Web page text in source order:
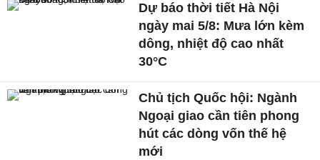
Dự báo thời tiết Hà Nội
ngày mai 5/8: Mưa lớn kèm
dông, nhiệt độ cao nhất
30°C
Chủ tịch Quốc hội: Ngành
Ngoại giao cần tiên phong
hút các dòng vốn thế hệ
mới